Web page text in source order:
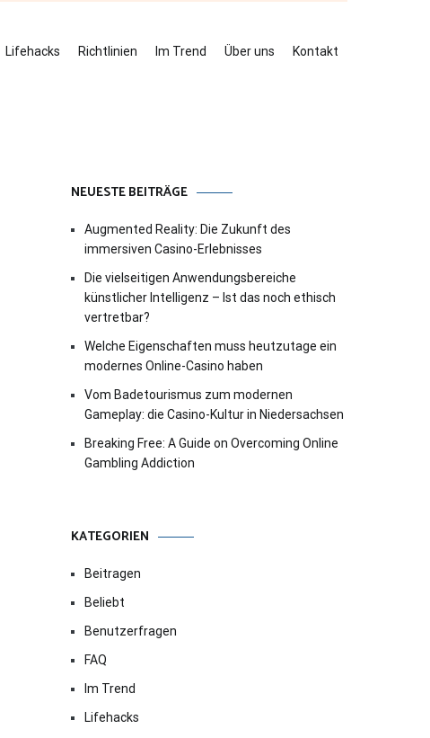
Lifehacks Richtlinien Im Trend Über uns Kontakt
NEUESTE BEITRÄGE
Augmented Reality: Die Zukunft des
immersiven Casino-Erlebnisses
Die vielseitigen Anwendungsbereiche
künstlicher Intelligenz – Ist das noch ethisch
vertretbar?
Welche Eigenschaften muss heutzutage ein
modernes Online-Casino haben
Vom Badetourismus zum modernen
Gameplay: die Casino-Kultur in Niedersachsen
Breaking Free: A Guide on Overcoming Online
Gambling Addiction
KATEGORIEN
Beitragen
Beliebt
Benutzerfragen
FAQ
Im Trend
Lifehacks